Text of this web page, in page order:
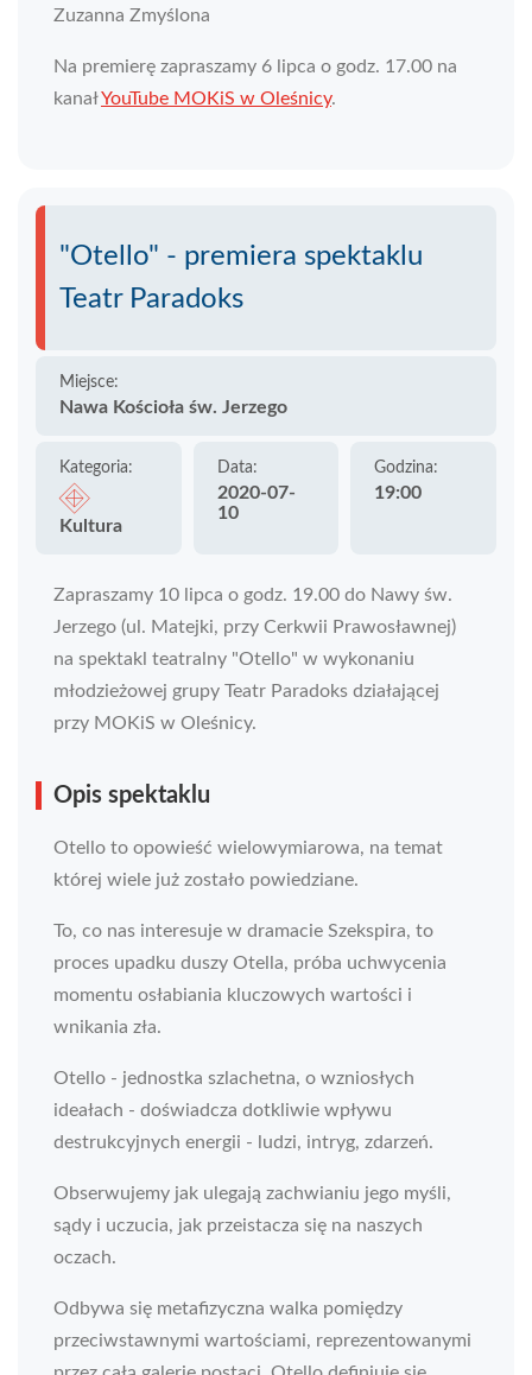
Zuzanna Zmyślona
Na premierę zapraszamy 6 lipca o godz. 17.00 na
kanałYouTube MOKiS w Oleśnicy.
"Otello" - premiera spektaklu
Teatr Paradoks
Miejsce:
Nawa Kościoła św. Jerzego
Kategoria:
Kultura
Data:
2020-07-
10
Godzina:
19:00
Zapraszamy 10 lipca o godz. 19.00 do Nawy św.
Jerzego (ul. Matejki, przy Cerkwii Prawosławnej)
na spektakl teatralny "Otello" w wykonaniu
młodzieżowej grupy Teatr Paradoks działającej
przy MOKiS w Oleśnicy.
Opis spektaklu
Otello to opowieść wielowymiarowa, na temat
której wiele już zostało powiedziane.
To, co nas interesuje w dramacie Szekspira, to
proces upadku duszy Otella, próba uchwycenia
momentu osłabiania kluczowych wartości i
wnikania zła.
Otello - jednostka szlachetna, o wzniosłych
ideałach - doświadcza dotkliwie wpływu
destrukcyjnych energii - ludzi, intryg, zdarzeń.
Obserwujemy jak ulegają zachwianiu jego myśli,
sądy i uczucia, jak przeistacza się na naszych
oczach.
Odbywa się metafizyczna walka pomiędzy
przeciwstawnymi wartościami, reprezentowanymi